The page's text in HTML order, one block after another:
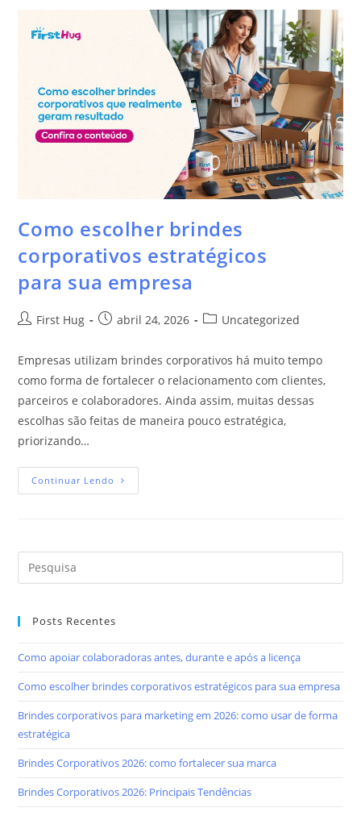
Como escolher brindes
corporativos estratégicos
para sua empresa
First Hug abril 24, 2026 Uncategorized
Empresas utilizam brindes corporativos há muito tempo
como forma de fortalecer o relacionamento com clientes,
parceiros e colaboradores. Ainda assim, muitas dessas
escolhas são feitas de maneira pouco estratégica,
priorizando…
Continuar Lendo
Posts Recentes
Como apoiar colaboradoras antes, durante e após a licença
Como escolher brindes corporativos estratégicos para sua empresa
Brindes corporativos para marketing em 2026: como usar de forma
estratégica
Brindes Corporativos 2026: como fortalecer sua marca
Brindes Corporativos 2026: Principais Tendências